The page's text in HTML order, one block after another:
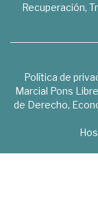
Recuperación,
Política de
Marcial Pons
de Derecho,